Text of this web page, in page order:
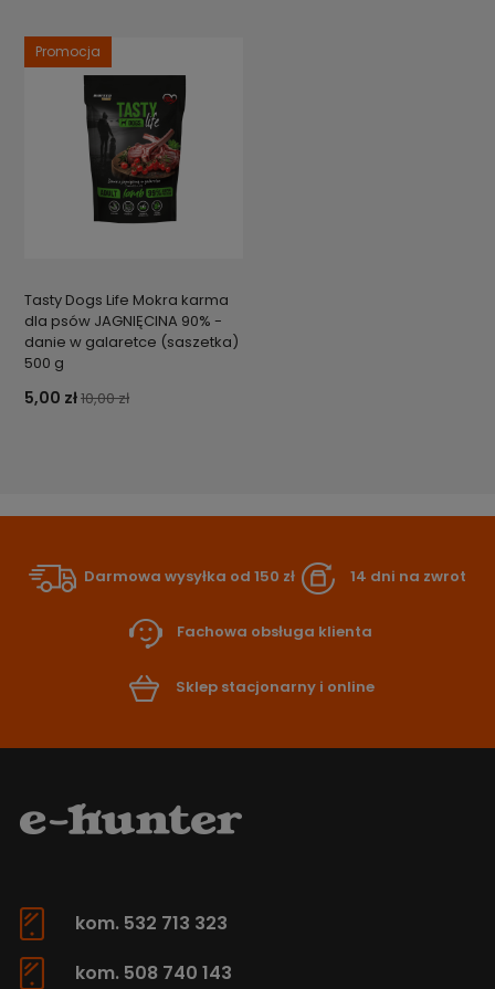
Tasty Dogs Life Mokra karma
dla psów JAGNIĘCINA 90% -
danie w galaretce (saszetka)
500 g
5,00 zł10,00 zł
Promocja
Darmowa wysyłka od 150 zł 14 dni na zwrot
Fachowa obsługa klienta
Sklep stacjonarny i online
kom. 532 713 323
kom. 508 740 143